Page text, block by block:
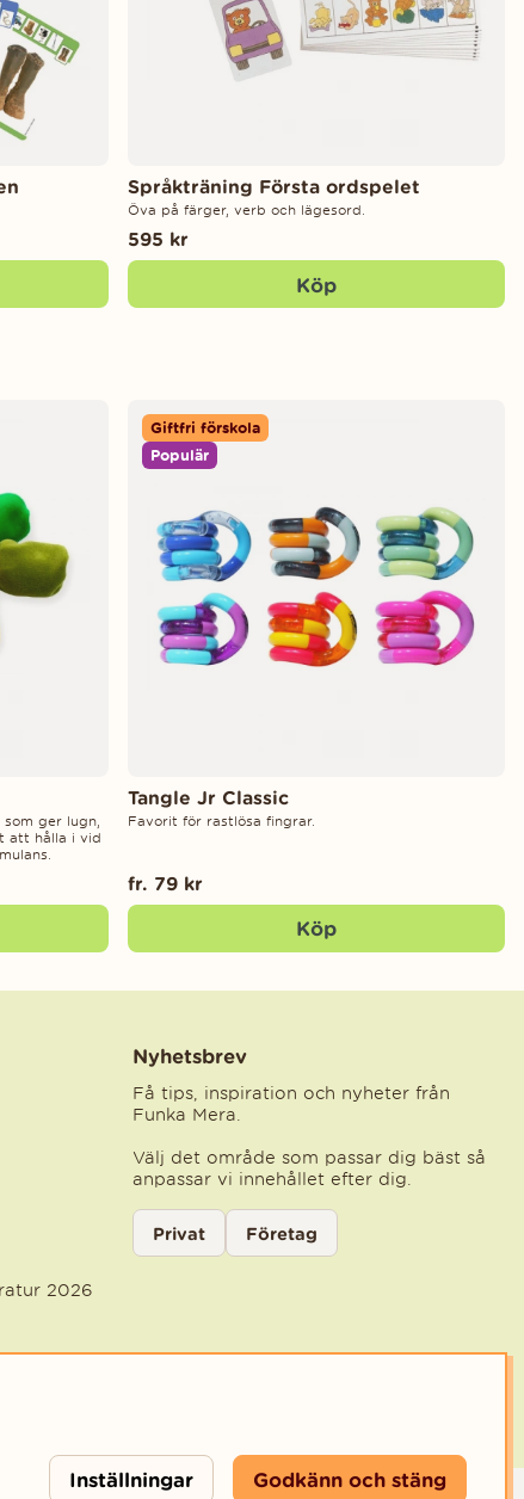
Språkträning Första ordspelet
Öva på färger, verb och lägesord.
595 kr
Köp
ger lugn,
att hålla i vid
Giftfri förskola
Populär
Tangle Jr Classic
Favorit för rastlösa fingrar.
fr. 79 kr
Köp
2026
Nyhetsbrev
Få tips, inspiration och nyheter från
Funka Mera.
Välj det område som passar dig bäst så
anpassar vi innehållet efter dig.
Välj kategori för nyhetsbrev
Privat Företag
Inställningar Godkänn och stäng